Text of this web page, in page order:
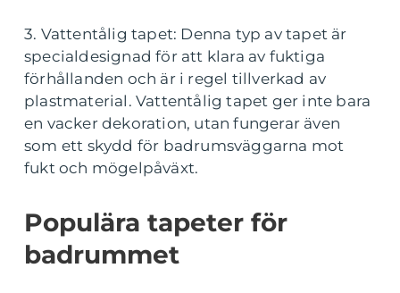
3. Vattentålig tapet: Denna typ av tapet är
specialdesignad för att klara av fuktiga
förhållanden och är i regel tillverkad av
plastmaterial. Vattentålig tapet ger inte bara
en vacker dekoration, utan fungerar även
som ett skydd för badrumsväggarna mot
fukt och mögelpåväxt.
Populära tapeter för
badrummet